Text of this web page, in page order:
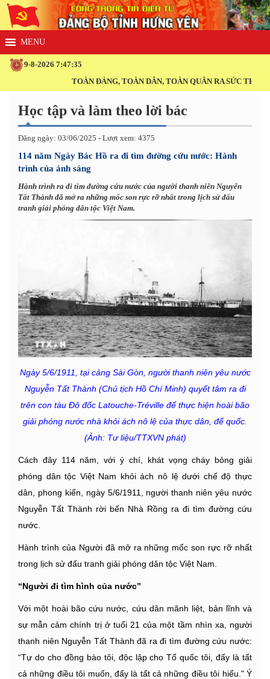
9-8-2026 7:47:35
TOÀN ĐẢNG, TOÀN DÂN, TOÀN QUÂN RA SỨC THI ĐUA
Học tập và làm theo lời bác
Đăng ngày: 03/06/2025 - Lượt xem: 4375
114 năm Ngày Bác Hồ ra đi tìm đường cứu nước: Hành
trình của ánh sáng
Hành trình ra đi tìm đường cứu nước của người thanh niên Nguyễn
Tất Thành đã mở ra những mốc son rực rỡ nhất trong lịch sử đấu
tranh giải phóng dân tộc Việt Nam.
Ngày 5/6/1911, tại cảng Sài Gòn, người thanh niên yêu nước
Nguyễn Tất Thành (Chủ tịch Hồ Chí Minh) quyết tâm ra đi
trên con tàu Đô đốc Latouche-Tréville để thực hiện hoài bão
giải phóng nước nhà khỏi ách nô lệ của thực dân, đế quốc.
(Ảnh: Tư liệu/TTXVN phát)
Cách đây 114 năm, với ý chí, khát vọng cháy bỏng giải
phóng dân tộc Việt Nam khỏi ách nô lệ dưới chế độ thực
dân, phong kiến, ngày 5/6/1911, người thanh niên yêu nước
Nguyễn Tất Thành rời bến Nhà Rồng ra đi tìm đường cứu
nước.
Hành trình của Người đã mở ra những mốc son rực rỡ nhất
trong lịch sử đấu tranh giải phóng dân tộc Việt Nam.
“Người đi tìm hình của nước”
Với một hoài bão cứu nước, cứu dân mãnh liệt, bản lĩnh và
sự mẫn cảm chính trị ở tuổi 21 của một tầm nhìn xa, người
thanh niên Nguyễn Tất Thành đã ra đi tìm đường cứu nước:
“Tự do cho đồng bào tôi, độc lập cho Tổ quốc tôi, đấy là tất
cả những điều tôi muốn, đấy là tất cả những điều tôi hiểu." Ý